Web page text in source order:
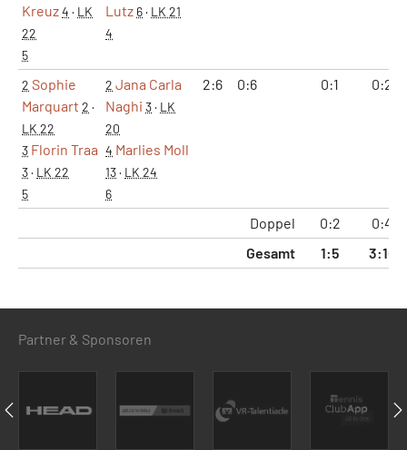
Kreuz4 · LK
22
5
Lutz 6· LK 21
4
2 Sophie
Marquart 2 ·
LK 22
3 Florin Traa
3· LK 22
5
2 Jana Carla
Naghi 3· LK
20
4 Marlies Moll
13· LK 24
6
2:6 0:6 0:1 0:2
Doppel 0:2
0:4
Gesamt
1:5 3:10
Partner & Sponsoren